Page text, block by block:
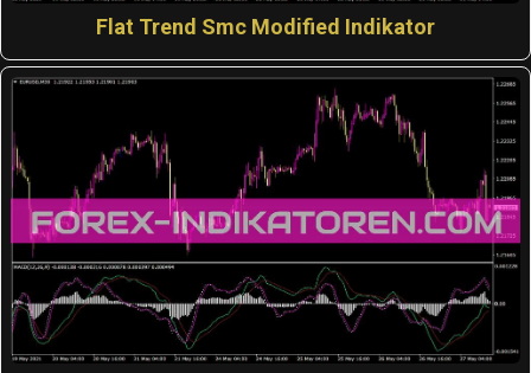
Flat Trend Smc Modified Indikator